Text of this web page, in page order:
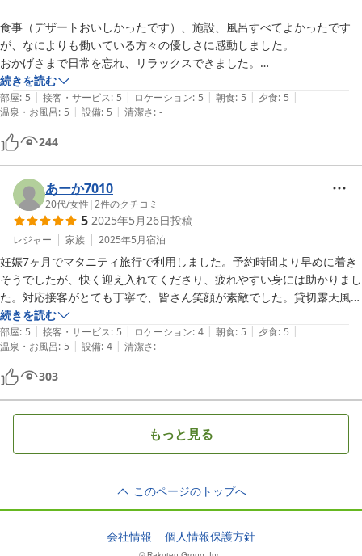
食事（デザートおいしかったです）、施設、風呂すべてよかったです
が、なによりも働いている方々の優しさに感動しました。
おかげさまで日常を忘れ、リラックスできました。
リピーターになると思います。
ありがとうございます！
続きを読む
部屋: 5 | 接客・サービス: 5 | ロケーション: 5 | 朝食: 5 | 夕食: 5 |
温泉・お風呂: 5 | 設備: 5 | 清潔さ: -
244
あーか7010
20代/女性 |2件のクチコミ
5 2025年5月26日投稿
レジャー 家族 2025年5月宿泊
妊娠7ヶ月でマタニティ旅行で利用しました。予約時間より早めに着き
そうでしたが、快く迎え入れてくださり、疲れやすい身には助かりまし
た。対応接客がとても丁寧で、皆さん笑顔が素敵でした。貸切露天風
呂、お部屋の半露天風呂どちらも利用でき、主人とゆったり温まれまし
たし、お部屋のお風呂は好きな時間に入れるのも良かったです。
お部屋の雰囲気もとても良く、くつろぎ過ぎてしまいました。マタニテ
ィ用の抱き枕も助かりました。
夕食、朝食共にとても美味しかったです。また元気な赤ちゃんが生まれ
たら利用したいです。
続きを読む
部屋: 5 | 接客・サービス: 5 | ロケーション: 4 | 朝食: 5 | 夕食: 5 |
温泉・お風呂: 5 | 設備: 4 | 清潔さ: -
303
もっと見る
このページのトップへ
会社情報 個人情報保護方針